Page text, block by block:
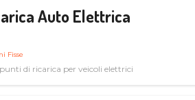
Auto Elettrica
Fisse
di ricarica per veicoli elettrici